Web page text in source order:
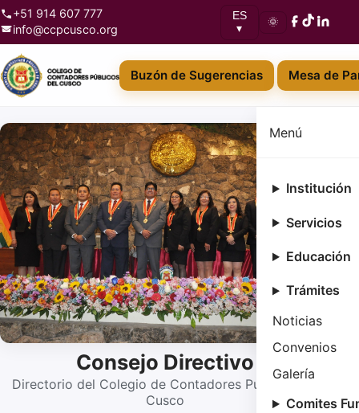
+51 914 607 777
info@ccpcusco.org
ES
▾
🌞
Buzón de Sugerencias Mesa de
Menú
Institución
Servicios
Educación
Trámites
Noticias
Convenios
Galería
Comites
Consejo Directivo
Directorio del Colegio de Contadores Públicos del
Cusco